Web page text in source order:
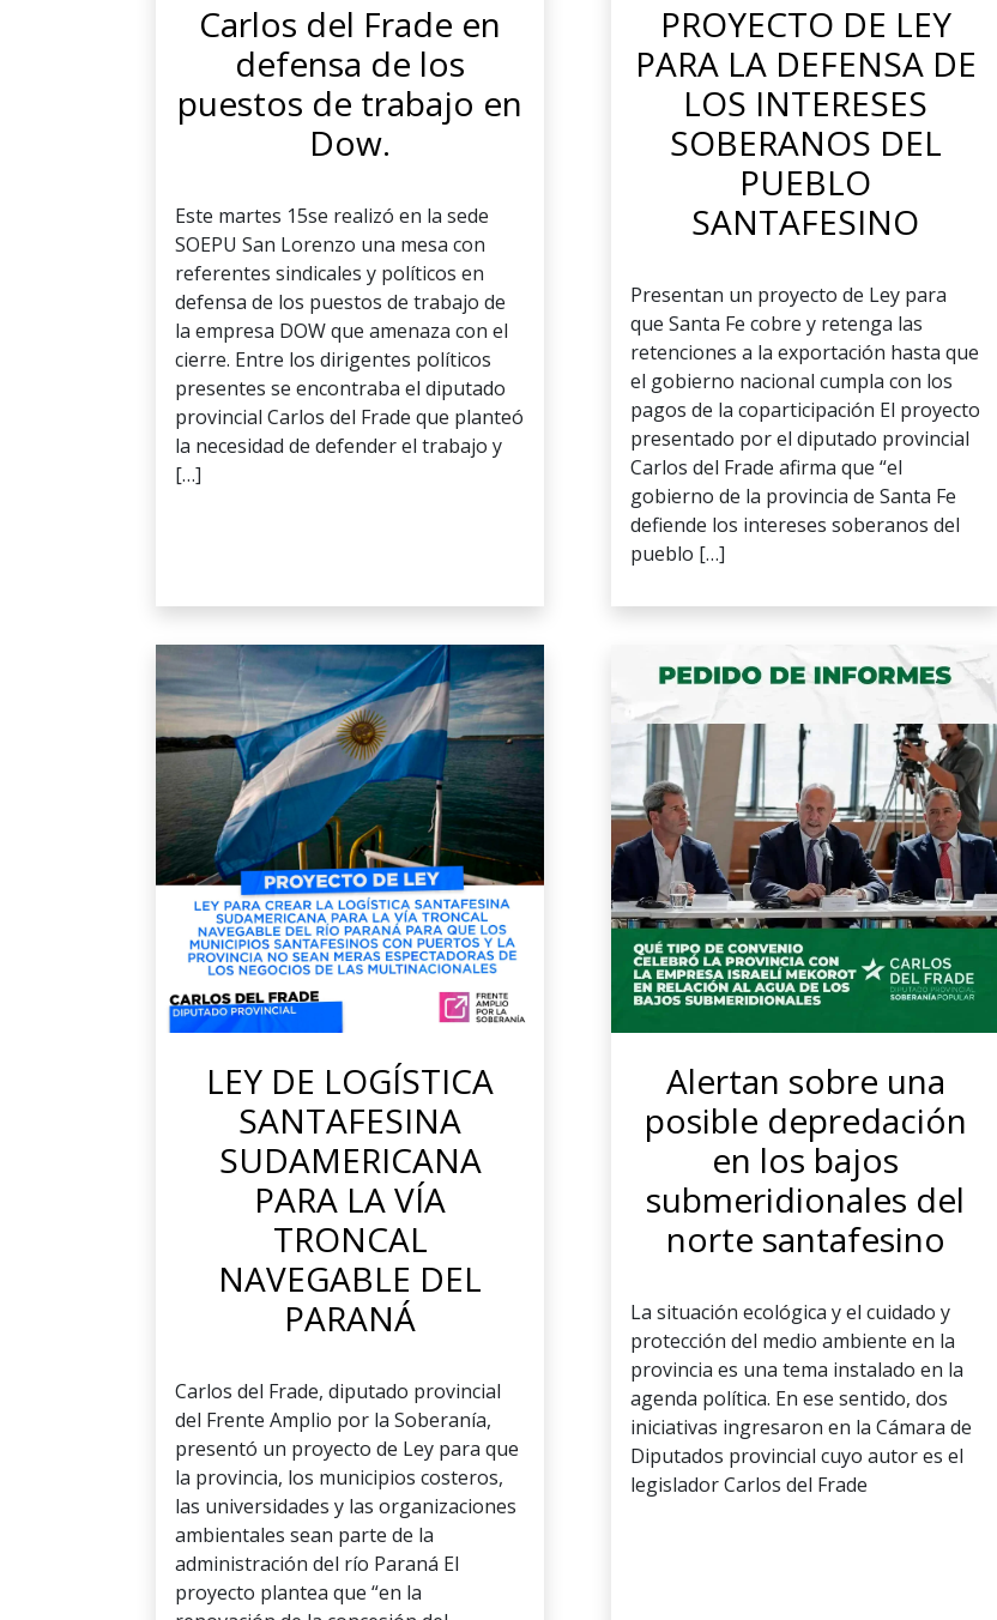
Carlos del Frade en
defensa de los
puestos de trabajo en
Dow.
Este martes 15se realizó en la sede
SOEPU San Lorenzo una mesa con
referentes sindicales y políticos en
defensa de los puestos de trabajo de
la empresa DOW que amenaza con el
cierre. Entre los dirigentes políticos
presentes se encontraba el diputado
provincial Carlos del Frade que planteó
la necesidad de defender el trabajo y
[…]
PROYECTO DE LEY
PARA LA DEFENSA DE
LOS INTERESES
SOBERANOS DEL
PUEBLO
SANTAFESINO
Presentan un proyecto de Ley para
que Santa Fe cobre y retenga las
retenciones a la exportación hasta que
el gobierno nacional cumpla con los
pagos de la coparticipación El proyecto
presentado por el diputado provincial
Carlos del Frade afirma que “el
gobierno de la provincia de Santa Fe
defiende los intereses soberanos del
pueblo […]
LEY DE LOGÍSTICA
SANTAFESINA
SUDAMERICANA
PARA LA VÍA
TRONCAL
NAVEGABLE DEL
PARANÁ
Carlos del Frade, diputado provincial
del Frente Amplio por la Soberanía,
presentó un proyecto de Ley para que
la provincia, los municipios costeros,
las universidades y las organizaciones
ambientales sean parte de la
administración del río Paraná El
proyecto plantea que “en la
Alertan sobre una
posible depredación
en los bajos
submeridionales del
norte santafesino
La situación ecológica y el cuidado y
protección del medio ambiente en la
provincia es una tema instalado en la
agenda política. En ese sentido, dos
iniciativas ingresaron en la Cámara de
Diputados provincial cuyo autor es el
legislador Carlos del Frade